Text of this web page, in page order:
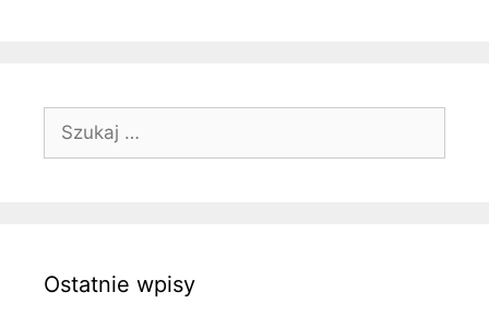
Ostatnie wpisy